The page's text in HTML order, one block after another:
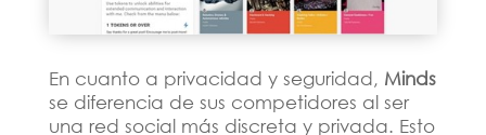
En cuanto a privacidad y seguridad, Minds
se diferencia de sus competidores al ser
una red social más discreta y privada. Esto